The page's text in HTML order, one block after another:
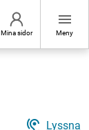
Mina sidor
menu
Meny
hearing Lyssna